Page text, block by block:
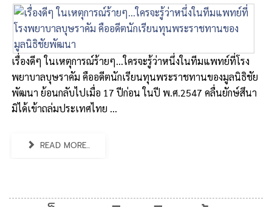
เรื่องดีๆ ในเหตุการณ์ร้ายๆ…ใครจะรู้ว่าหนึ่งในทีมแพทย์ที่โรง
พยาบาลบุษราคัม คืออดีตนักเรียนทุนพระราชทานของมูลนิธิชัย
พัฒนา ย้อนกลับไปเมื่อ 17 ปีก่อน ในปี พ.ศ.2547 คลื่นยักษ์สึนา
มิได้เข้าถล่มประเทศไทย ...
READ MORE...